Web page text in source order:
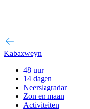
Kabaxweyn
48 uur
14 dagen
Neerslagradar
Zon en maan
Activiteiten